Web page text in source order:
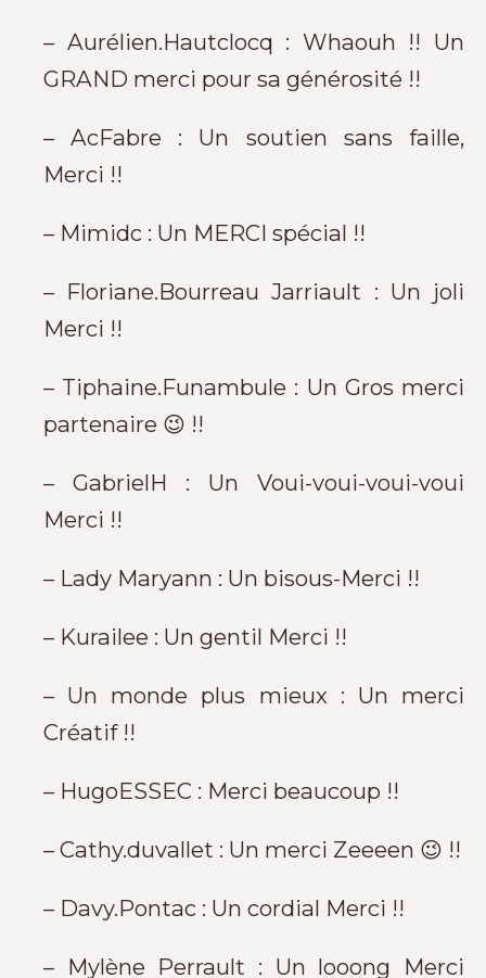
– Aurélien.Hautclocq : Whaouh !! Un
GRAND merci pour sa générosité !!
– AcFabre : Un soutien sans faille,
Merci !!
– Mimidc : Un MERCI spécial !!
– Floriane.Bourreau Jarriault : Un joli
Merci !!
– Tiphaine.Funambule : Un Gros merci
partenaire 😉 !!
– GabrielH : Un Voui-voui-voui-voui
Merci !!
– Lady Maryann : Un bisous-Merci !!
– Kurailee : Un gentil Merci !!
– Un monde plus mieux : Un merci
Créatif !!
– HugoESSEC : Merci beaucoup !!
– Cathy.duvallet : Un merci Zeeeen 😉 !!
– Davy.Pontac : Un cordial Merci !!
– Mylène Perrault : Un looong Merci